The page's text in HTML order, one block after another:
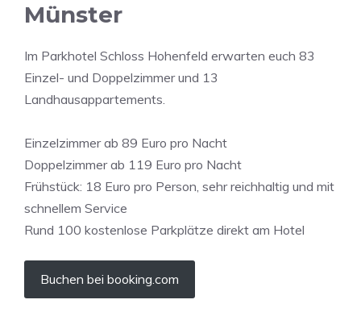
Münster
Im Parkhotel Schloss Hohenfeld erwarten euch 83
Einzel- und Doppelzimmer und 13
Landhausappartements.
Einzelzimmer ab 89 Euro pro Nacht
Doppelzimmer ab 119 Euro pro Nacht
Frühstück: 18 Euro pro Person, sehr reichhaltig und mit
schnellem Service
Rund 100 kostenlose Parkplätze direkt am Hotel
Buchen bei booking.com